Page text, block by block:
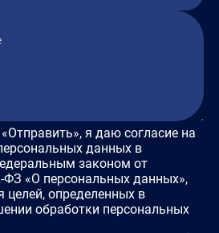
я даю согласие на
данных в
законом от
«О персональных данных»,
целей, определенных в
обработки персональных